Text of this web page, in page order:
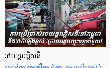
រថយន្តអគ្គិសនី